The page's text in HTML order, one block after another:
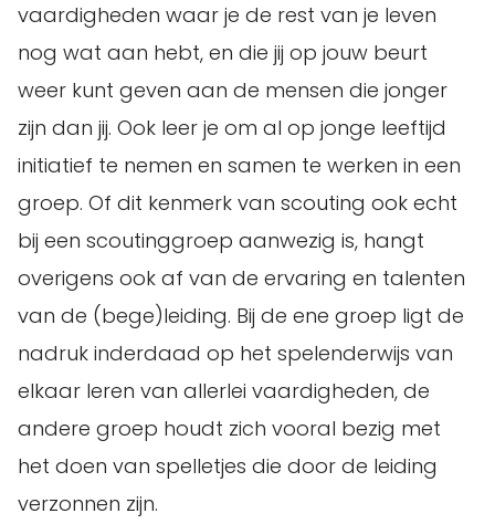
vaardigheden waar je de rest van je leven
nog wat aan hebt, en die jij op jouw beurt
weer kunt geven aan de mensen die jonger
zijn dan jij. Ook leer je om al op jonge leeftijd
initiatief te nemen en samen te werken in een
groep. Of dit kenmerk van scouting ook echt
bij een scoutinggroep aanwezig is, hangt
overigens ook af van de ervaring en talenten
van de (bege)leiding. Bij de ene groep ligt de
nadruk inderdaad op het spelenderwijs van
elkaar leren van allerlei vaardigheden, de
andere groep houdt zich vooral bezig met
het doen van spelletjes die door de leiding
verzonnen zijn.